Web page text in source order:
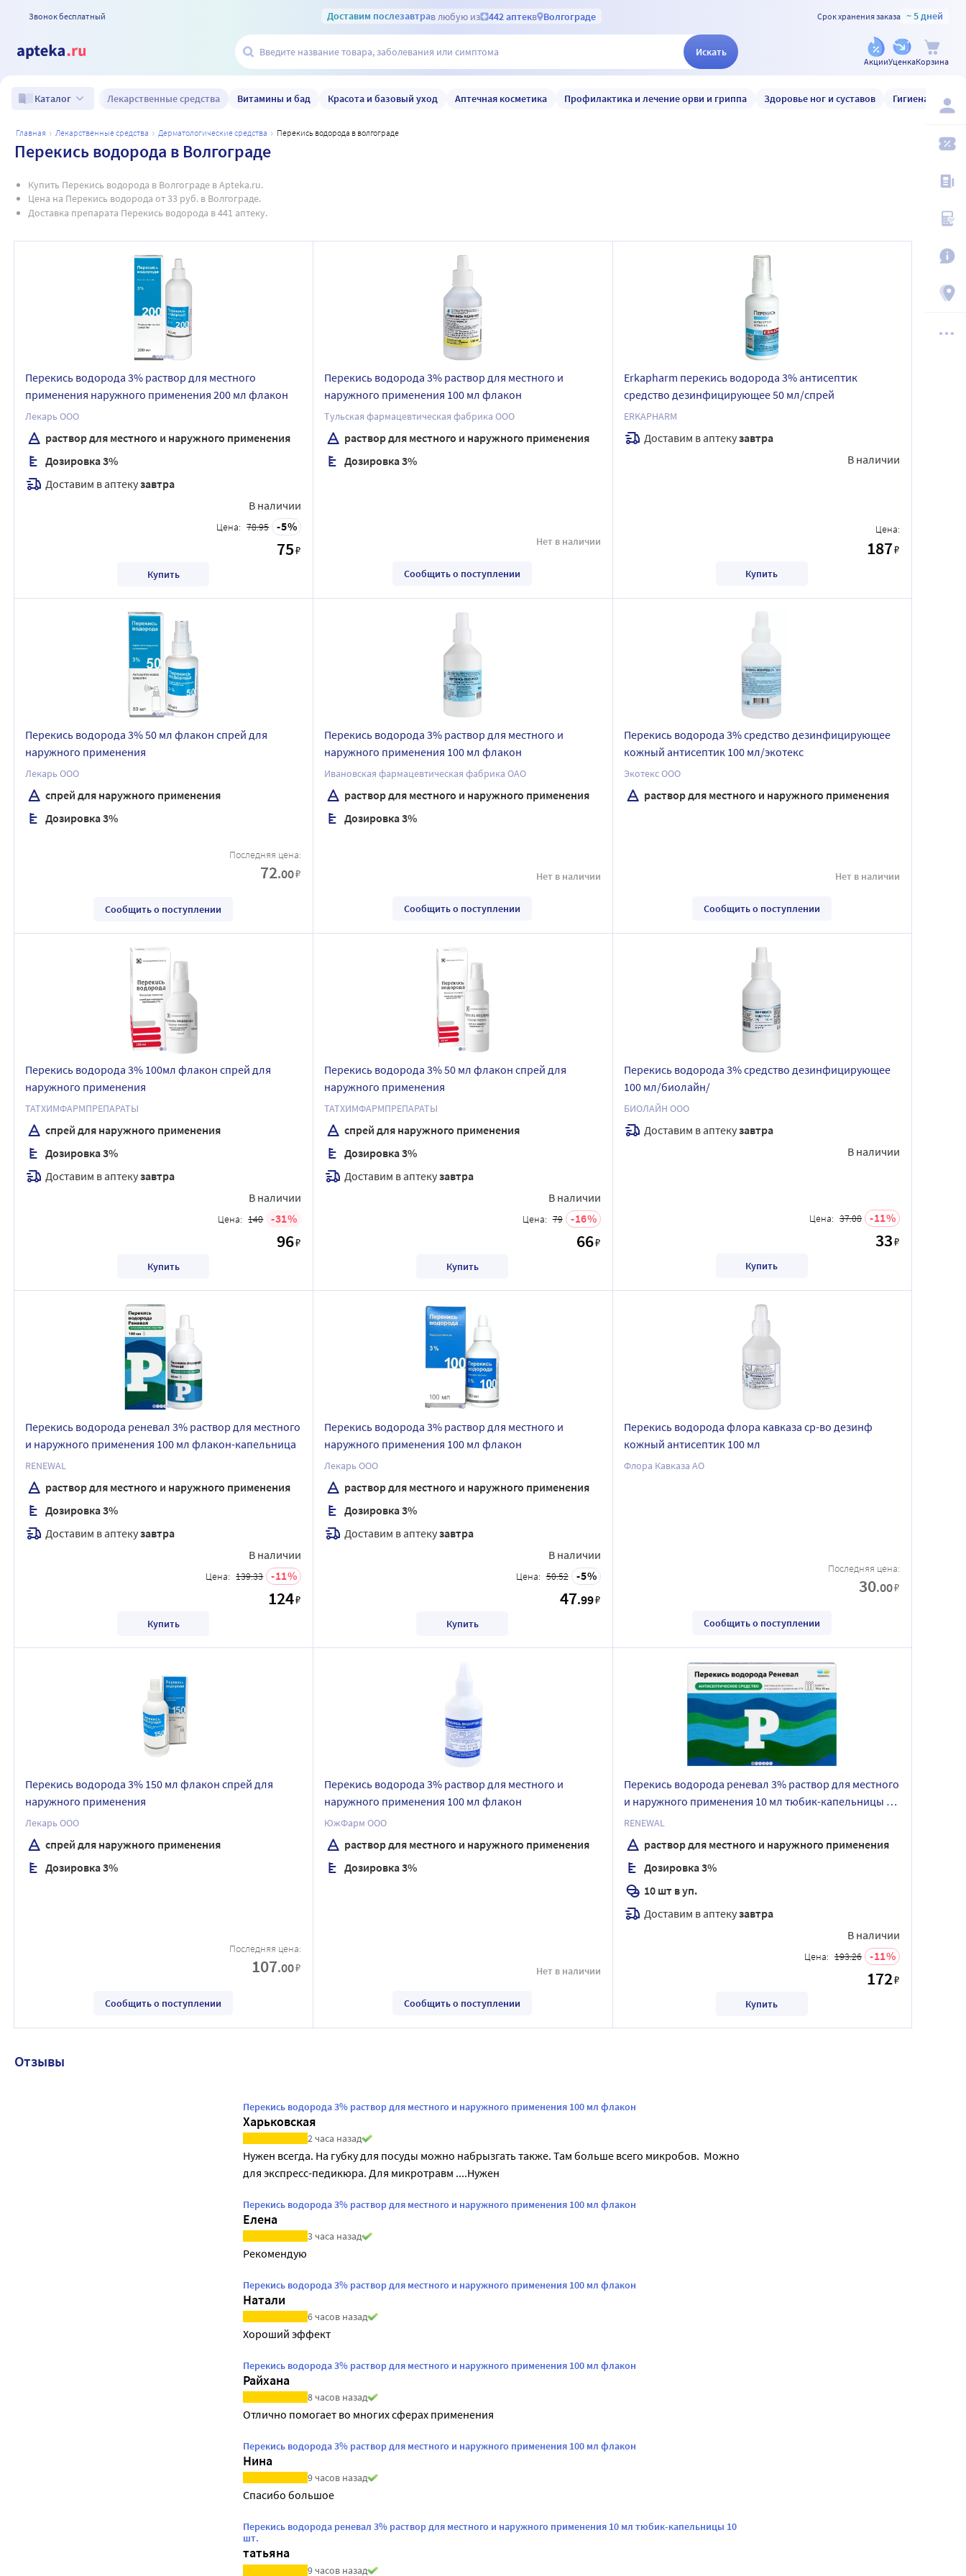
Звонок бесплатный Доставим послезавтрав любую из 442 аптекв Волгограде Срок хранения заказа ~ 5 дней
Искать
АкцииУценкаКорзина
Каталог Лекарственные средства Витамины и бад Красота и базовый уход Аптечная косметика Профилактика и лечение орви и гриппа Здоровье ног и суставов Гигиена и уход
главная лекарственные средства дерматологические средства перекись водорода в волгограде
Перекись водорода в Волгограде
Купить Перекись водорода в Волгограде в Apteka.ru.
Цена на Перекись водорода от 33 руб. в Волгограде.
Доставка препарата Перекись водорода в 441 аптеку.
Перекись водорода 3% раствор для местного
применения наружного применения 200 мл флакон
Лекарь ООО
раствор для местного и наружного применения
Дозировка 3%
Доставим в аптекузавтра
В наличии
Цена: 78.95 5
75₽
Купить
Перекись водорода 3% раствор для местного и
наружного применения 100 мл флакон
Тульская фармацевтическая фабрика ООО
раствор для местного и наружного применения
Дозировка 3%
Нет в наличии
Сообщить о поступлении
Erkapharm перекись водорода 3% антисептик
средство дезинфицирующее 50 мл/спрей
ERKAPHARM
Доставим в аптекузавтра
В наличии
Цена:
187₽
Купить
Перекись водорода 3% 50 мл флакон спрей для
наружного применения
Лекарь ООО
спрей для наружного применения
Дозировка 3%
Последняя цена:
72.00₽
Сообщить о поступлении
Перекись водорода 3% раствор для местного и
наружного применения 100 мл флакон
Ивановская фармацевтическая фабрика ОАО
раствор для местного и наружного применения
Дозировка 3%
Нет в наличии
Сообщить о поступлении
Перекись водорода 3% средство дезинфицирующее
кожный антисептик 100 мл/экотекс
Экотекс ООО
раствор для местного и наружного применения
Нет в наличии
Сообщить о поступлении
Перекись водорода 3% 100мл флакон спрей для
наружного применения
ТАТХИМФАРМПРЕПАРАТЫ
спрей для наружного применения
Дозировка 3%
Доставим в аптекузавтра
В наличии
Цена: 140 31
96₽
Купить
Перекись водорода 3% 50 мл флакон спрей для
наружного применения
ТАТХИМФАРМПРЕПАРАТЫ
спрей для наружного применения
Дозировка 3%
Доставим в аптекузавтра
В наличии
Цена: 79 16
66₽
Купить
Перекись водорода 3% средство дезинфицирующее
100 мл/биолайн/
БИОЛАЙН ООО
Доставим в аптекузавтра
В наличии
Цена: 37.08 11
33₽
Купить
Перекись водорода реневал 3% раствор для местного
и наружного применения 100 мл флакон-капельница
RENEWAL
раствор для местного и наружного применения
Дозировка 3%
Доставим в аптекузавтра
В наличии
Цена: 139.33 11
124₽
Купить
Перекись водорода 3% раствор для местного и
наружного применения 100 мл флакон
Лекарь ООО
раствор для местного и наружного применения
Дозировка 3%
Доставим в аптекузавтра
В наличии
Цена: 50.52 5
47.99₽
Купить
Перекись водорода флора кавказа ср-во дезинф
кожный антисептик 100 мл
Флора Кавказа АО
Последняя цена:
30.00₽
Сообщить о поступлении
Перекись водорода 3% 150 мл флакон спрей для
наружного применения
Лекарь ООО
спрей для наружного применения
Дозировка 3%
Последняя цена:
107.00₽
Сообщить о поступлении
Перекись водорода 3% раствор для местного и
наружного применения 100 мл флакон
ЮжФарм ООО
раствор для местного и наружного применения
Дозировка 3%
Нет в наличии
Сообщить о поступлении
Перекись водорода реневал 3% раствор для местного
и наружного применения 10 мл тюбик-капельницы 10
шт.
RENEWAL
раствор для местного и наружного применения
Дозировка 3%
10 шт в уп.
Доставим в аптекузавтра
В наличии
Цена: 193.26 11
172₽
Купить
Отзывы
Перекись водорода 3% раствор для местного и наружного применения 100 мл флакон
Харьковская
2 часа назад
Нужен всегда. На губку для посуды можно набрызгать также. Там больше всего микробов.  Можно
для экспресс-педикюра. Для микротравм ....Нужен
Перекись водорода 3% раствор для местного и наружного применения 100 мл флакон
Елена
3 часа назад
Рекомендую
Перекись водорода 3% раствор для местного и наружного применения 100 мл флакон
Натали
6 часов назад
Хороший эффект
Перекись водорода 3% раствор для местного и наружного применения 100 мл флакон
Райхана
8 часов назад
Отлично помогает во многих сферах применения
Перекись водорода 3% раствор для местного и наружного применения 100 мл флакон
Нина
9 часов назад
Спасибо большое
Перекись водорода реневал 3% раствор для местного и наружного применения 10 мл тюбик-капельницы 10
шт.
татьяна
9 часов назад